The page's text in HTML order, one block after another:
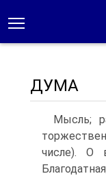
ДУМА
Мысль;
числе). О